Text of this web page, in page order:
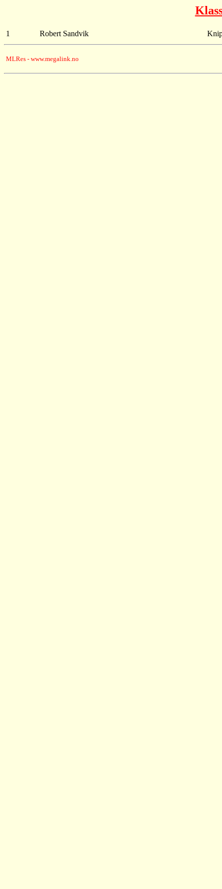
1 Robert Sandvik
MLRes - www.megalink.no